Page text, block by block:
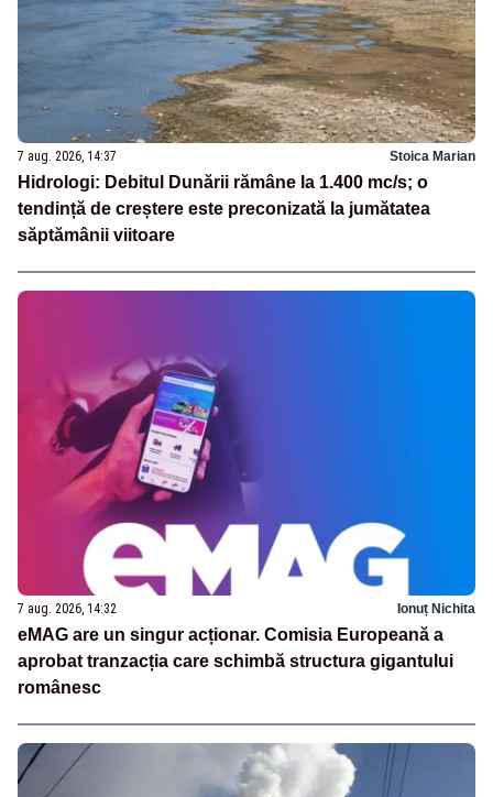
7 aug. 2026, 14:37 Stoica Marian
Hidrologi: Debitul Dunării rămâne la 1.400 mc/s; o
tendință de creștere este preconizată la jumătatea
săptămânii viitoare
7 aug. 2026, 14:32 Ionuț Nichita
eMAG are un singur acționar. Comisia Europeană a
aprobat tranzacția care schimbă structura gigantului
românesc